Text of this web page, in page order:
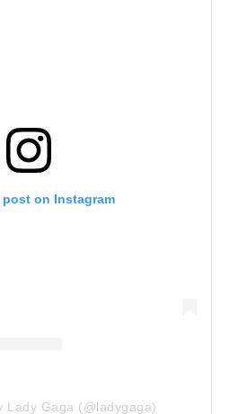
on Instagram
Lady Gaga (@ladygaga)